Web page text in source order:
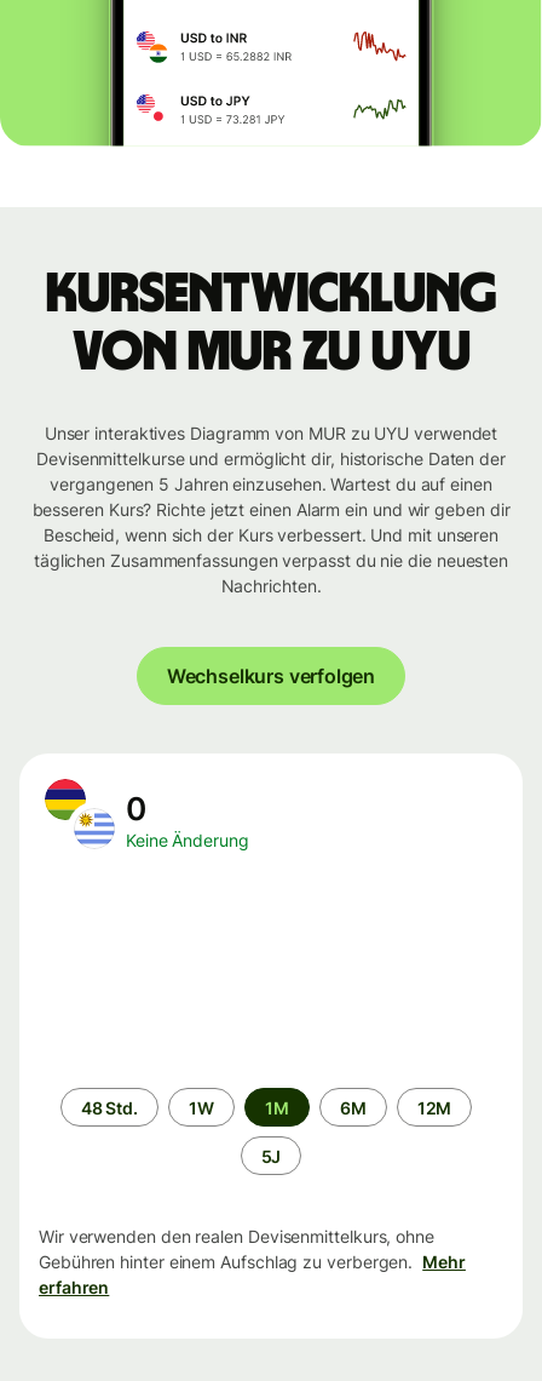
Kursentwicklung
von MUR zu UYU
Unser interaktives Diagramm von MUR zu UYU verwendet
Devisenmittelkurse und ermöglicht dir, historische Daten der
vergangenen 5 Jahren einzusehen. Wartest du auf einen
besseren Kurs? Richte jetzt einen Alarm ein und wir geben dir
Bescheid, wenn sich der Kurs verbessert. Und mit unseren
täglichen Zusammenfassungen verpasst du nie die neuesten
Nachrichten.
Wechselkurs verfolgen
0
Keine Änderung
Zeitraum
48 Std. 1W 1M 6M 12M
5J
Wir verwenden den realen Devisenmittelkurs, ohne
Gebühren hinter einem Aufschlag zu verbergen. Mehr
erfahren